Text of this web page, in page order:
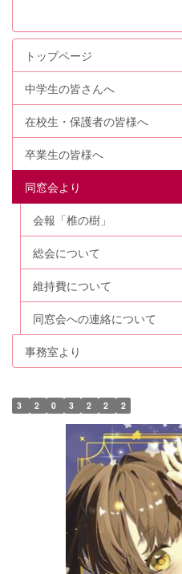
トップページ
中学生の皆さんへ
在校生・保護者の皆様へ
卒業生の皆様へ
同窓会より
会報「椎の樹」
総会について
維持費について
同窓会への連絡について
事務室より
3 2 0 3 2 2 2